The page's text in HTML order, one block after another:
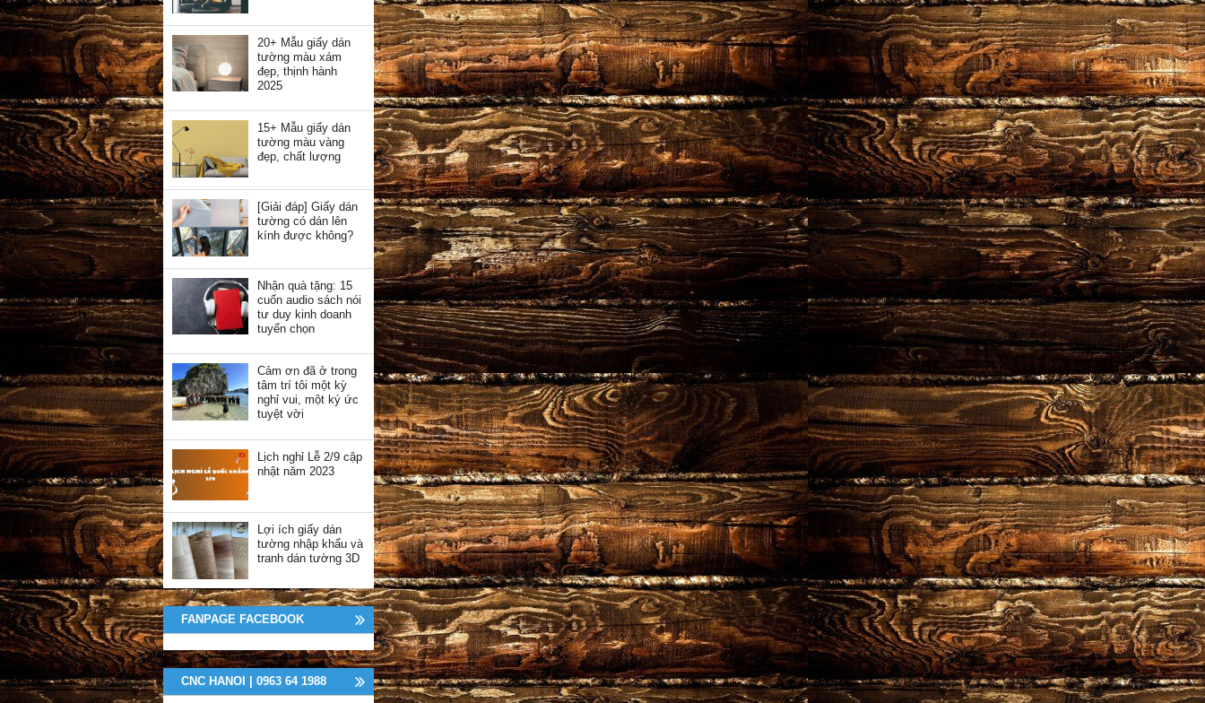
20+ Mẫu giấy dán
tường màu xám
đẹp, thịnh hành
2025
15+ Mẫu giấy dán
tường màu vàng
đẹp, chất lượng
[Giải đáp] Giấy dán
tường có dán lên
kính được không?
Nhận quà tặng: 15
cuốn audio sách nói
tư duy kinh doanh
tuyển chọn
Cảm ơn đã ở trong
tâm trí tôi một kỳ
nghỉ vui, một ký ức
tuyệt vời
Lịch nghỉ Lễ 2/9 cập
nhật năm 2023
Lợi ích giấy dán
tường nhập khẩu và
tranh dán tường 3D
FANPAGE FACEBOOK
CNC HANOI | 0963 64 1988